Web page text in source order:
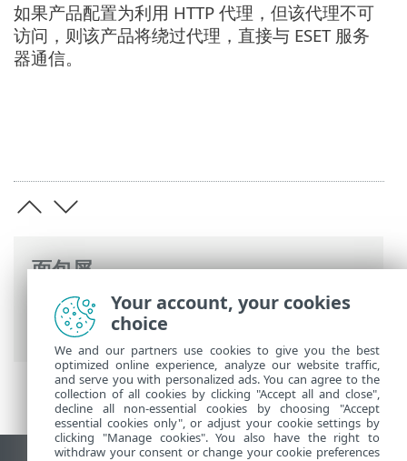
面包屑
ESET 联机帮助>ESET Mail Security>高级
设置>连接> 代理服务器
如果产品配置为利用 HTTP 代理，但该代理不可
访问，则该产品将绕过代理，直接与 ESET 服务
器通信。
Your account, your cookies
choice
We and our partners use cookies to give you the best
optimized online experience, analyze our website traffic,
and serve you with personalized ads. You can agree to the
collection of all cookies by clicking "Accept all and close",
decline all non-essential cookies by choosing "Accept
essential cookies only", or adjust your cookie settings by
clicking "Manage cookies". You also have the right to
withdraw your consent or change your cookie preferences